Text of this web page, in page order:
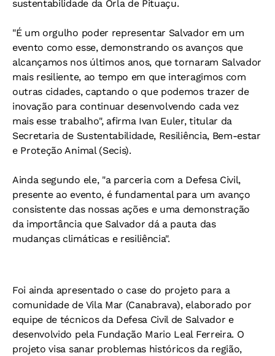
sustentabilidade da Orla de Pituaçu.
"É um orgulho poder representar Salvador em um
evento como esse, demonstrando os avanços que
alcançamos nos últimos anos, que tornaram Salvador
mais resiliente, ao tempo em que interagimos com
outras cidades, captando o que podemos trazer de
inovação para continuar desenvolvendo cada vez
mais esse trabalho", afirma Ivan Euler, titular da
Secretaria de Sustentabilidade, Resiliência, Bem-estar
e Proteção Animal (Secis).
Ainda segundo ele, "a parceria com a Defesa Civil,
presente ao evento, é fundamental para um avanço
consistente das nossas ações e uma demonstração
da importância que Salvador dá a pauta das
mudanças climáticas e resiliência".
Foi ainda apresentado o case do projeto para a
comunidade de Vila Mar (Canabrava), elaborado por
equipe de técnicos da Defesa Civil de Salvador e
desenvolvido pela Fundação Mario Leal Ferreira. O
projeto visa sanar problemas históricos da região,